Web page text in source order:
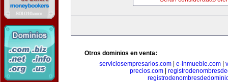
Otros dominios en venta:
serviciosempresarios.com| e-inmueble.com|
precios.com